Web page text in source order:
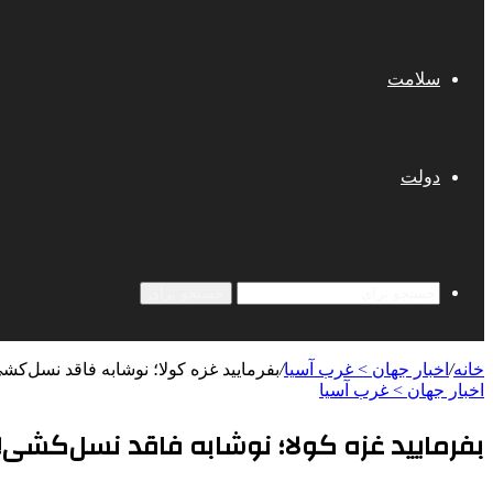
سلامت
دولت
خانه/ اخبار جهان > غرب آسیا/بفرمایید غزه‌ کولا؛ نوشابه فاقد
اخبار جهان > غرب آسیا
بفرمایید غزه‌ کولا؛ نوشابه فاقد